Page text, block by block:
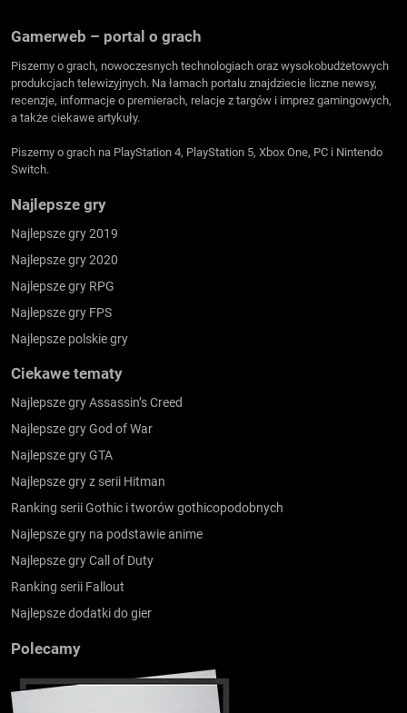
Gamerweb – portal o grach
Piszemy o grach, nowoczesnych technologiach oraz wysokobudżetowych
produkcjach telewizyjnych. Na łamach portalu znajdziecie liczne newsy,
recenzje, informacje o premierach, relacje z targów i imprez gamingowych,
a także ciekawe artykuły.
Piszemy o grach na PlayStation 4, PlayStation 5, Xbox One, PC i Nintendo
Switch.
Najlepsze gry
Najlepsze gry 2019
Najlepsze gry 2020
Najlepsze gry RPG
Najlepsze gry FPS
Najlepsze polskie gry
Ciekawe tematy
Najlepsze gry Assassin’s Creed
Najlepsze gry God of War
Najlepsze gry GTA
Najlepsze gry z serii Hitman
Ranking serii Gothic i tworów gothicopodobnych
Najlepsze gry na podstawie anime
Najlepsze gry Call of Duty
Ranking serii Fallout
Najlepsze dodatki do gier
Polecamy